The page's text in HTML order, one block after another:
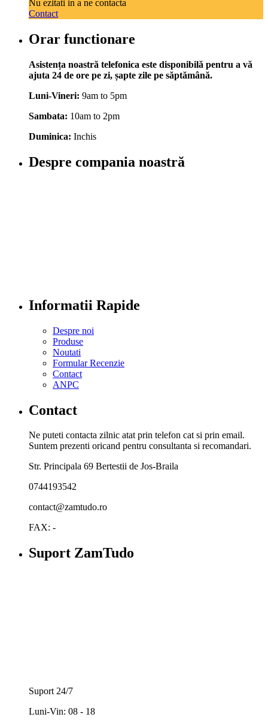
Nu ezitati in a ne contacta
Contact
Orar functionare
Asistența noastră telefonica este disponibilă pentru a vă
ajuta 24 de ore pe zi, șapte zile pe săptămână.
Luni-Vineri: 9am to 5pm
Sambata: 10am to 2pm
Duminica: Inchis
Despre compania noastră
Informatii Rapide
Despre noi
Produse
Noutati
Formular Recenzie
Contact
ANPC
Contact
Ne puteti contacta zilnic atat prin telefon cat si prin email.
Suntem prezenti oricand pentru consultanta si recomandari.
Str. Principala 69 Bertestii de Jos-Braila
0744193542
contact@zamtudo.ro
FAX: -
Suport ZamTudo
Suport 24/7
Luni-Vin: 08 - 18